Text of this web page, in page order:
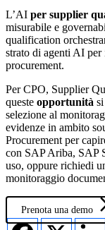
L’AI per supplier
misurabile e
qualification
strato di agenti AI
procurement.
Per CPO, Supplier
queste opportunità
selezione al
evidenze in ambito
Procurement per
con SAP Ariba, SAP
uso, oppure richiedi
monitoraggio
Prenota una demo